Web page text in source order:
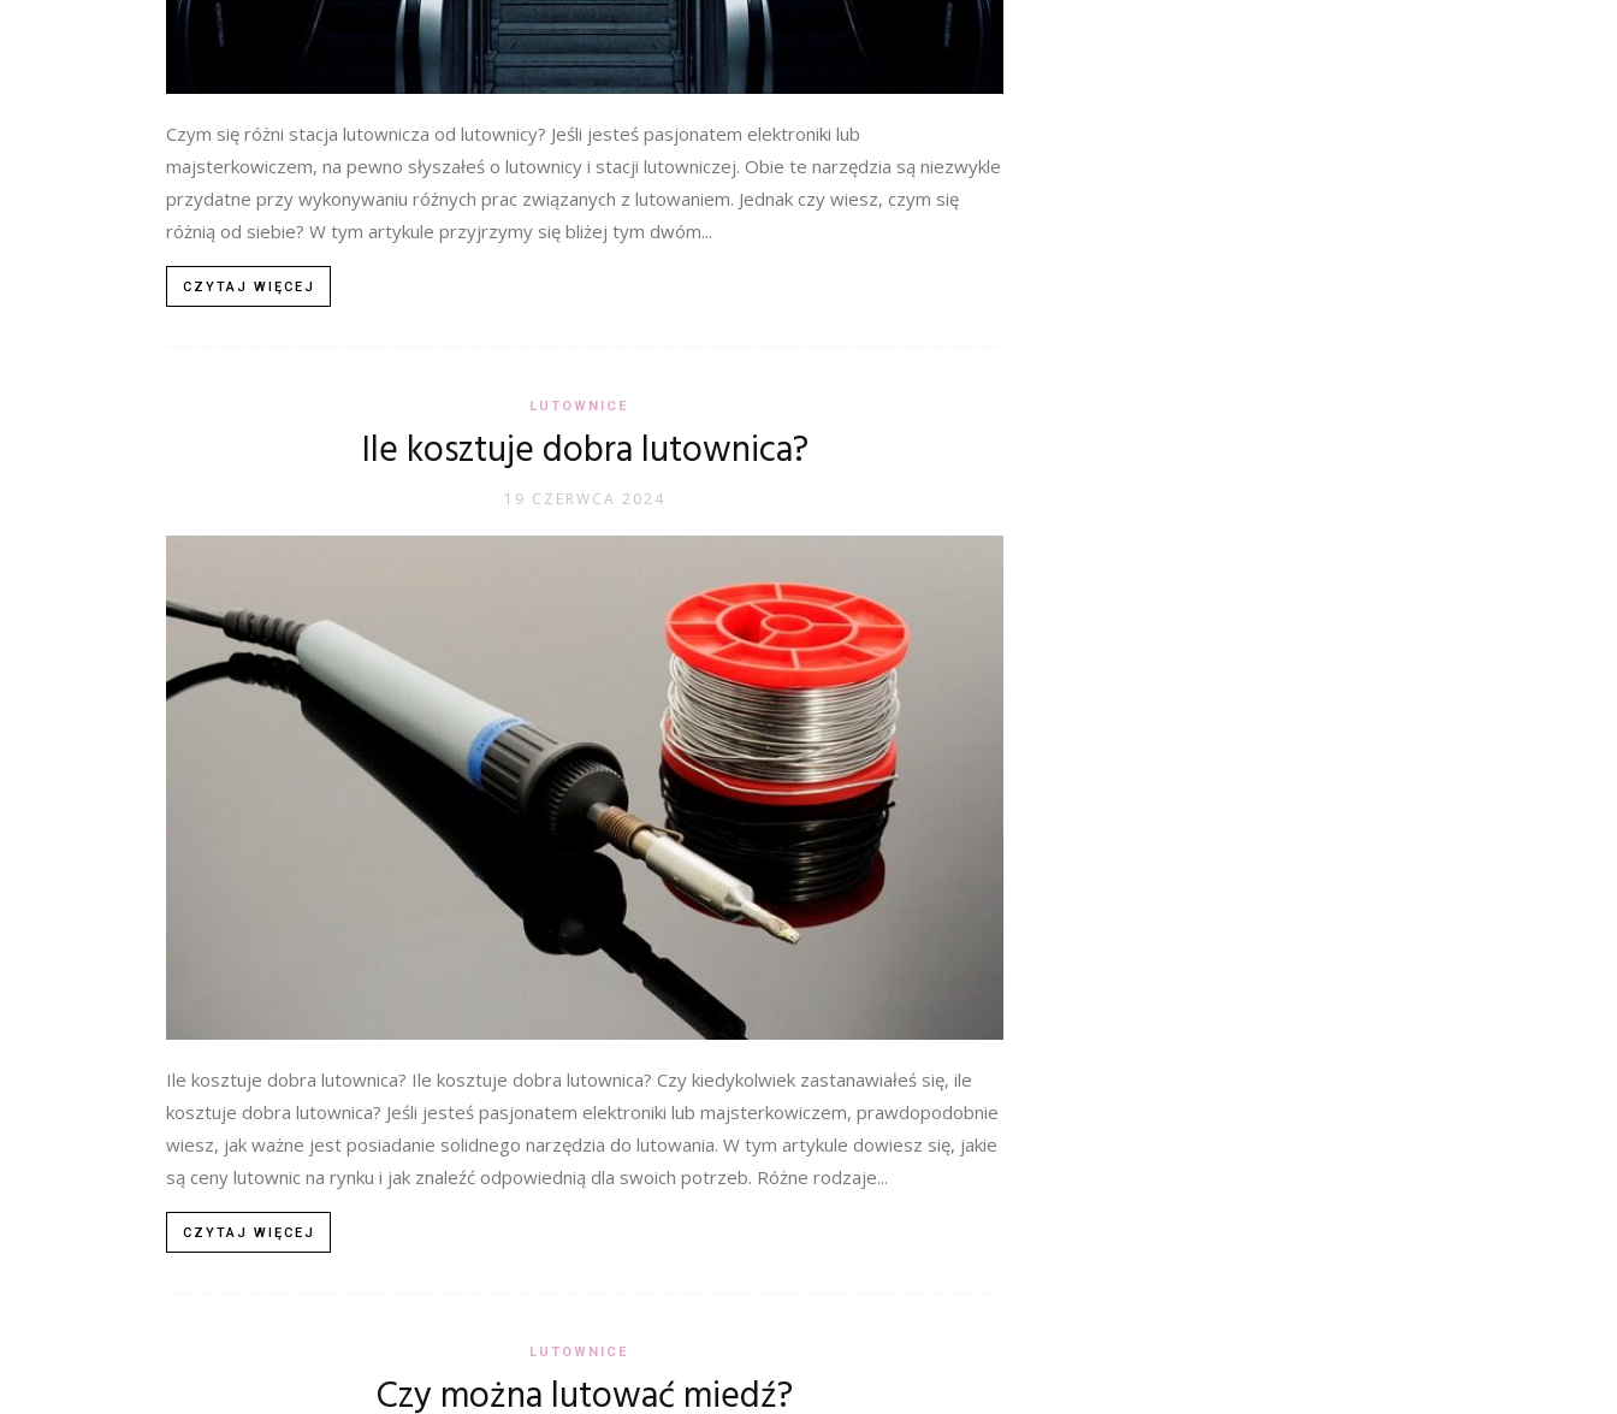
Czym się różni stacja lutownicza od lutownicy? Jeśli jesteś pasjonatem elektroniki lub
majsterkowiczem, na pewno słyszałeś o lutownicy i stacji lutowniczej. Obie te narzędzia są niezwykle
przydatne przy wykonywaniu różnych prac związanych z lutowaniem. Jednak czy wiesz, czym się
różnią od siebie? W tym artykule przyjrzymy się bliżej tym dwóm...
CZYTAJ WIĘCEJ
LUTOWNICE
Ile kosztuje dobra lutownica?
19 CZERWCA 2024
Ile kosztuje dobra lutownica? Ile kosztuje dobra lutownica? Czy kiedykolwiek zastanawiałeś się, ile
kosztuje dobra lutownica? Jeśli jesteś pasjonatem elektroniki lub majsterkowiczem, prawdopodobnie
wiesz, jak ważne jest posiadanie solidnego narzędzia do lutowania. W tym artykule dowiesz się, jakie
są ceny lutownic na rynku i jak znaleźć odpowiednią dla swoich potrzeb. Różne rodzaje...
CZYTAJ WIĘCEJ
LUTOWNICE
Czy można lutować miedź?